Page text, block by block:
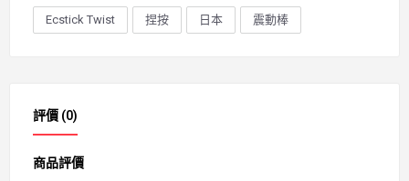
Ecstick Twist 捏按 日本 震動棒
評價 (0)
商品評價